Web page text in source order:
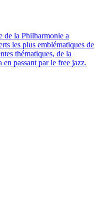
de la Philharmonie a
les plus emblématiques de
thématiques, de la
passant par le free jazz.